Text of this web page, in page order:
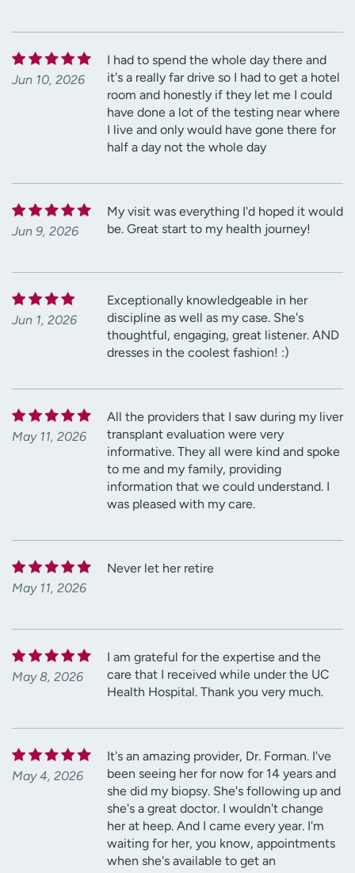
Jun 10, 2026
I had to spend the whole day there and
it's a really far drive so I had to get a hotel
room and honestly if they let me I could
have done a lot of the testing near where
I live and only would have gone there for
half a day not the whole day
Jun 9, 2026
My visit was everything I'd hoped it would
be. Great start to my health journey!
Jun 1, 2026
Exceptionally knowledgeable in her
discipline as well as my case. She's
thoughtful, engaging, great listener. AND
dresses in the coolest fashion! :)
May 11, 2026
All the providers that I saw during my liver
transplant evaluation were very
informative. They all were kind and spoke
to me and my family, providing
information that we could understand. I
was pleased with my care.
May 11, 2026
Never let her retire
May 8, 2026
I am grateful for the expertise and the
care that I received while under the UC
Health Hospital. Thank you very much.
May 4, 2026
It's an amazing provider, Dr. Forman. I've
been seeing her for now for 14 years and
she did my biopsy. She's following up and
she's a great doctor. I wouldn't change
her at heep. And I came every year. I'm
waiting for her, you know, appointments
when she's available to get an